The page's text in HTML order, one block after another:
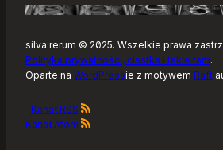
silva rerum © 2025. Wszelkie prawa
Polityka prywatności, ciastka i takie tam.
Oparte na WordPressie z motywem Raft
Kanał RSS
Kanał Atom